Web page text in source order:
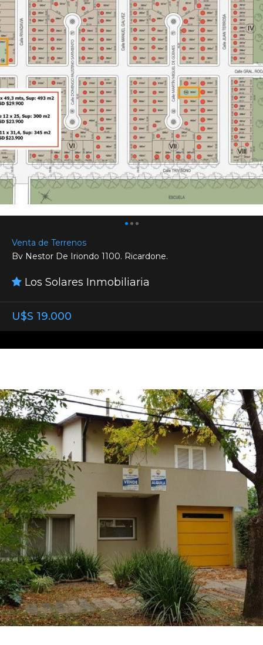
Venta de Terrenos
Bv Nestor De Iriondo 1100. Ricardone.
Los Solares Inmobiliaria
U$S 19.000